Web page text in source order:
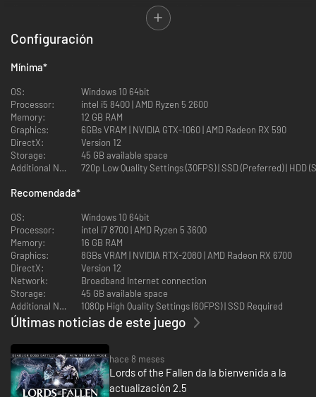
dios maligno Adyr está cerca. Como uno de los famosos Cruzados de la
Oscuridad, viaja por los reinos de los vivos y de los muertos en esta
enorme experiencia de rol para acabar con Adyr de una vez por todas.
Lucharás contra jefes colosales, dominarás un sistema de combate
historia.
Explora un inmenso mundo interconectado
Viaja entre dos extensos mundos paralelos, el de los vivos y el de los
muertos, cada uno con sus propios pasadizos, secretos, tesoros y
enemigos.
Domina un combate frenético y desafiante
Escoge entre cientos de armas únicas brutales, como pesados
manguales o ballestas de disparo rápido, o renuncia al metal para
dominar la magia y sus poderosos ataques arcanos.
Moldea tu leyenda
Personaliza el aspecto de tu personaje antes de sumergirte en una de las
nueve clases de personaje y desarrollar tu propio estilo de juego
mejorando tus estadísticas y armas.
Configuración
Mínima*
OS:
Windows 10 64bit
Processor:
intel i5 8400 | AMD Ryzen 5 2600
Memory:
12 GB RAM
Graphics:
6GBs VRAM | NVIDIA GTX-1060 | AMD Radeon RX 590
DirectX:
Version 12
Storage:
45 GB available space
Additional Notes:
720p Low Quality Settings (30FPS) | SSD (Preferred) | HDD
Recomendada*
OS:
Windows 10 64bit
Processor:
intel i7 8700 | AMD Ryzen 5 3600
Memory:
16 GB RAM
Graphics:
8GBs VRAM | NVIDIA RTX-2080 | AMD Radeon RX 6700
DirectX:
Version 12
Network:
Broadband Internet connection
Storage:
45 GB available space
Additional Notes:
1080p High Quality Settings (60FPS) | SSD Required
Últimas noticias de este juego
hace 8 meses
Lords of the Fallen da la bienvenida a la
actualización 2.5